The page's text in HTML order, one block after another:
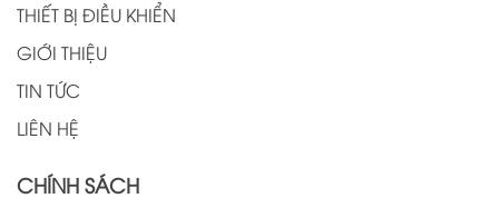
THIẾT BỊ ĐIỀU KHIỂN
GIỚI THIỆU
TIN TỨC
LIÊN HỆ
CHÍNH SÁCH